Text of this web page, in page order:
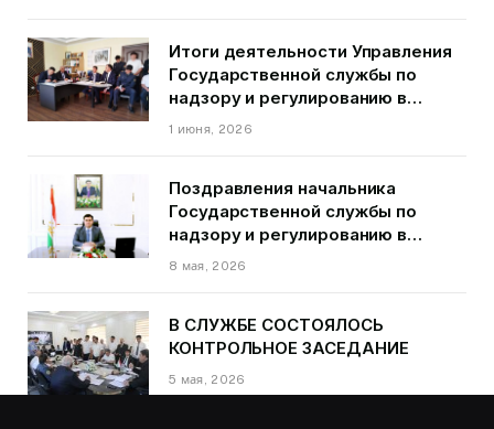
Итоги деятельности Управления
Государственной службы по
надзору и регулированию в
области транспорта ГБАО в
1 июня, 2026
Поздравления начальника
Государственной службы по
надзору и регулированию в
области транспорта Курбонзода
8 мая, 2026
В СЛУЖБЕ СОСТОЯЛОСЬ
КОНТРОЛЬНОЕ ЗАСЕДАНИЕ
5 мая, 2026